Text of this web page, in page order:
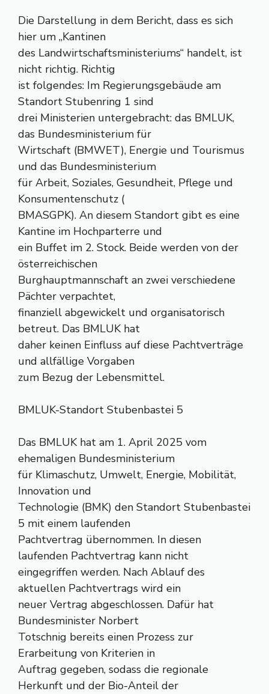
Die Darstellung in dem Bericht, dass es sich
hier um „Kantinen
des Landwirtschaftsministeriums“ handelt, ist
nicht richtig. Richtig
ist folgendes: Im Regierungsgebäude am
Standort Stubenring 1 sind
drei Ministerien untergebracht: das BMLUK,
das Bundesministerium für
Wirtschaft (BMWET), Energie und Tourismus
und das Bundesministerium
für Arbeit, Soziales, Gesundheit, Pflege und
Konsumentenschutz (
BMASGPK). An diesem Standort gibt es eine
Kantine im Hochparterre und
ein Buffet im 2. Stock. Beide werden von der
österreichischen
Burghauptmannschaft an zwei verschiedene
Pächter verpachtet,
finanziell abgewickelt und organisatorisch
betreut. Das BMLUK hat
daher keinen Einfluss auf diese Pachtverträge
und allfällige Vorgaben
zum Bezug der Lebensmittel.
BMLUK-Standort Stubenbastei 5
Das BMLUK hat am 1. April 2025 vom
ehemaligen Bundesministerium
für Klimaschutz, Umwelt, Energie, Mobilität,
Innovation und
Technologie (BMK) den Standort Stubenbastei
5 mit einem laufenden
Pachtvertrag übernommen. In diesen
laufenden Pachtvertrag kann nicht
eingegriffen werden. Nach Ablauf des
aktuellen Pachtvertrags wird ein
neuer Vertrag abgeschlossen. Dafür hat
Bundesminister Norbert
Totschnig bereits einen Prozess zur
Erarbeitung von Kriterien in
Auftrag gegeben, sodass die regionale
Herkunft und der Bio-Anteil der